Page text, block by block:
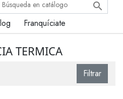

Franquíciate
TERMICA
Filtrar